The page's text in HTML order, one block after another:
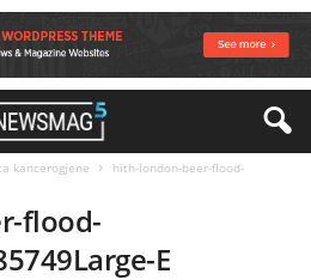
kancerogjene
hith-london-beer-flood-
flood-
E